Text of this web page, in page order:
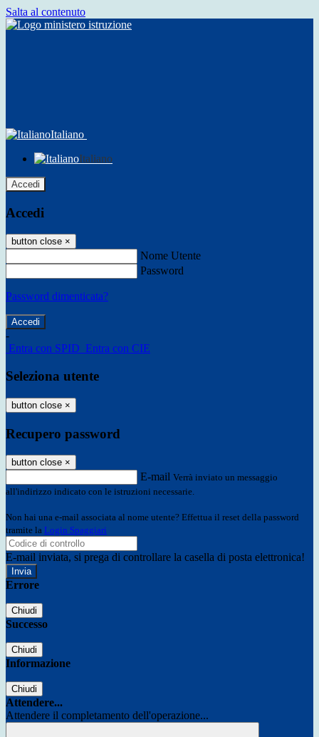
Salta al contenuto
Italiano
Italiano
Accedi
Accedi
button close ×
Nome Utente
Password
Password dimenticata?
-
Entra con SPID Entra con CIE
Seleziona utente
button close ×
Recupero password
button close ×
E-mail Verrà inviato un messaggio
all'indirizzo indicato con le istruzioni necessarie.
Non hai una e-mail associata al nome utente? Effettua il reset della password
tramite la Login Spaggiari
E-mail inviata, si prega di controllare la casella di posta elettronica!
Errore
Chiudi
Successo
Chiudi
Informazione
Chiudi
Attendere...
Attendere il completamento dell'operazione...